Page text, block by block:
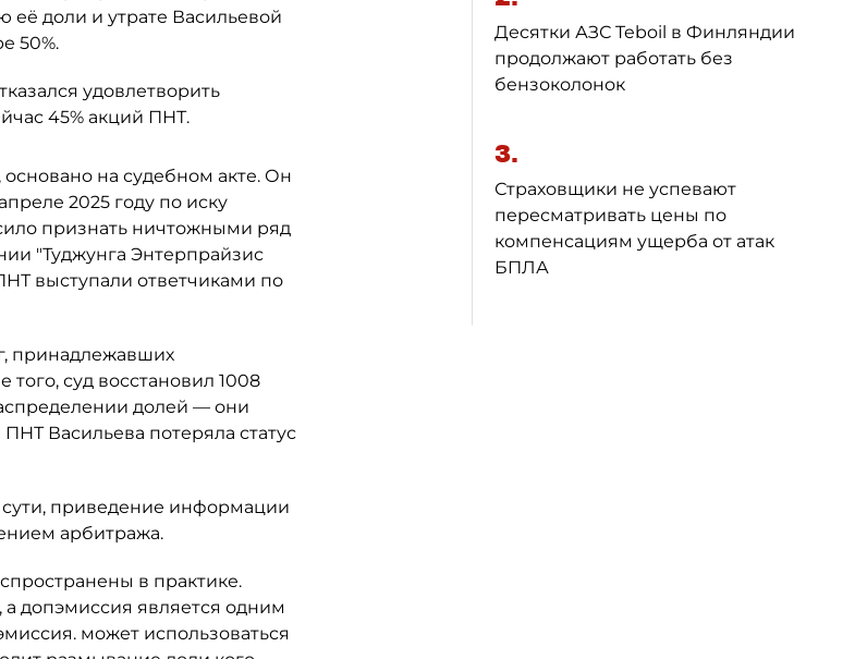
её доли и утрате Васильевой
50%.
удовлетворить
45% акций ПНТ.
на судебном акте. Он
2025 году по иску
признать ничтожными ряд
"Туджунга Энтерпрайзис
выступали ответчиками по
принадлежавших
суд восстановил 1008
долей — они
Васильева потеряла статус
приведение информации
арбитража.
в практике.
а допэмиссия является одним
может использоваться
Десятки АЗС Teboil в Финляндии
продолжают работать без
бензоколонок
3.
Страховщики не успевают
пересматривать цены по
компенсациям ущерба от атак
БПЛА